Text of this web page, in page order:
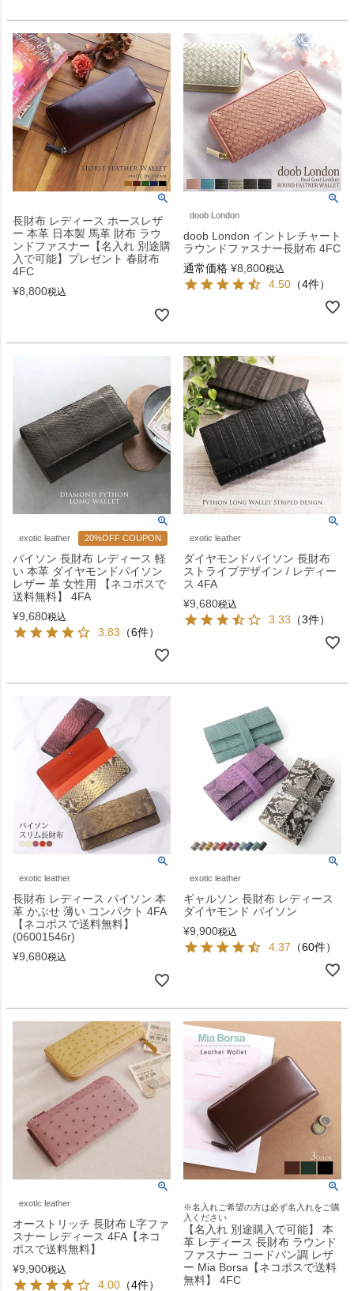
長財布 レディース ホースレザ
ー 本革 日本製 馬革 財布 ラウ
ンドファスナー【名入れ 別途購
入で可能】プレゼント 春財布
4FC
¥8,800税込
doob London
doob London イントレチャート
ラウンドファスナー長財布 4FC
通常価格 ¥8,800税込
4.50 （4件）
exotic leather 20%OFF COUPON
パイソン 長財布 レディース 軽
い 本革 ダイヤモンドパイソン
レザー 革 女性用 【ネコポスで
送料無料】 4FA
¥9,680税込
3.83 （6件）
exotic leather
ダイヤモンドパイソン 長財布
ストライプデザイン / レディー
ス 4FA
¥9,680税込
3.33 （3件）
exotic leather
長財布 レディース パイソン 本
革 かぶせ 薄い コンパクト 4FA
【ネコポスで送料無料】
(06001546r)
¥9,680税込
exotic leather
ギャルソン 長財布 レディース
ダイヤモンド パイソン
¥9,900税込
4.37 （60件）
exotic leather
オーストリッチ 長財布 L字ファ
スナー レディース 4FA【ネコ
ポスで送料無料】
¥9,900税込
4.00 （4件）
※名入れご希望の方は必ず名入れをご購
入ください
【名入れ 別途購入で可能】 本
革 レディース 長財布 ラウンド
ファスナー コードバン調 レザ
ー Mia Borsa【ネコポスで送料
無料】 4FC